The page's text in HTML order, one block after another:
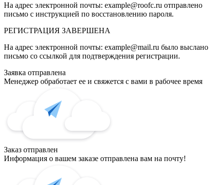
На адрес электронной почты: example@roofc.ru отправлено
письмо с инструкцией по восстановлению пароля.
РЕГИСТРАЦИЯ ЗАВЕРШЕНА
На адрес электронной почты: example@mail.ru было выслано
письмо со ссылкой для подтверждения регистрации.
Заявка отправлена
Менеджер обработает ее и свяжется с вами в рабочее время
Заказ отправлен
Информация о вашем заказе отправлена вам на почту!